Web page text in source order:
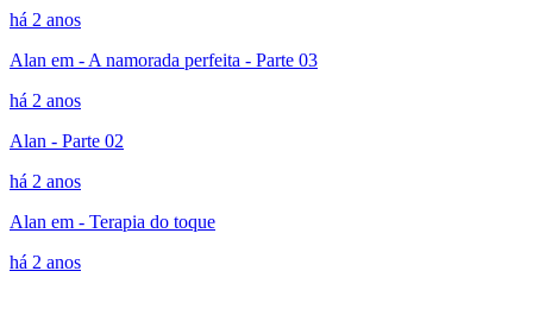
há 2 anos
Alan em - A namorada perfeita - Parte 03
há 2 anos
Alan - Parte 02
há 2 anos
Alan em - Terapia do toque
há 2 anos